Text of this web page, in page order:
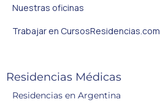
Nuestras oficinas
Trabajar en CursosResidencias.com
Residencias Médicas
Residencias en Argentina